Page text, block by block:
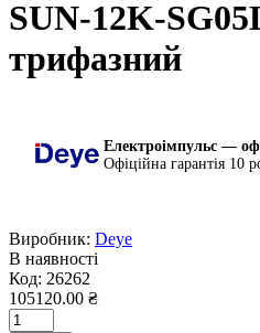
SUN-12K-
трифазний
Електроімпульс —
Офіційна гарантія 10
Виробник: Deye
В наявності
Код: 26262
105120.00 ₴